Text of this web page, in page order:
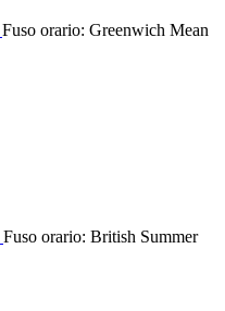
Fuso orario: Greenwich Mean
Fuso orario: British Summer